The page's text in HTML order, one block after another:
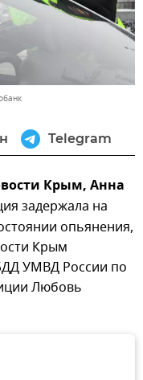
Telegram
Крым, Анна
задержала на
опьянения,
Крым
УМВД России по
Любовь